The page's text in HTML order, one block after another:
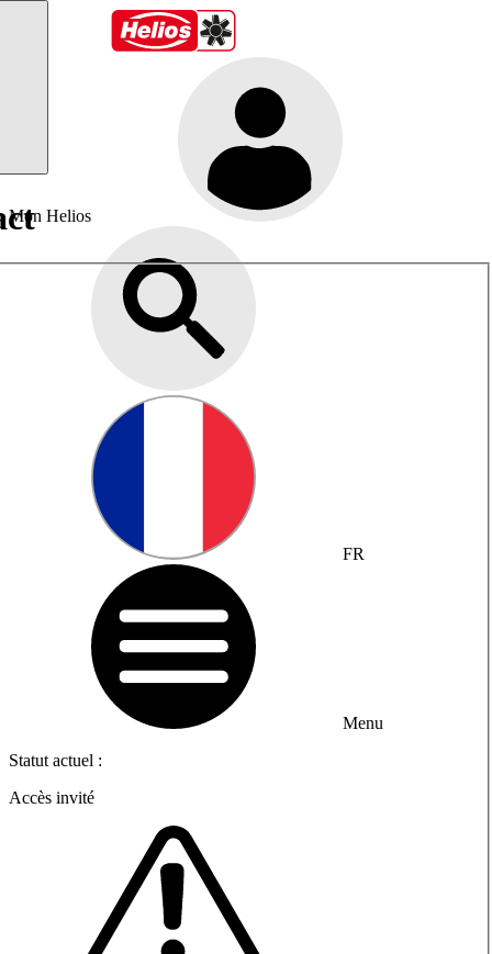
Mon Helios
FR
Menu
Statut actuel :
Accès invité